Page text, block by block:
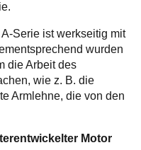
Serie ist werkseitig mit
wurden
die Arbeit des
wie z. B. die
Armlehne, die von den
Motor